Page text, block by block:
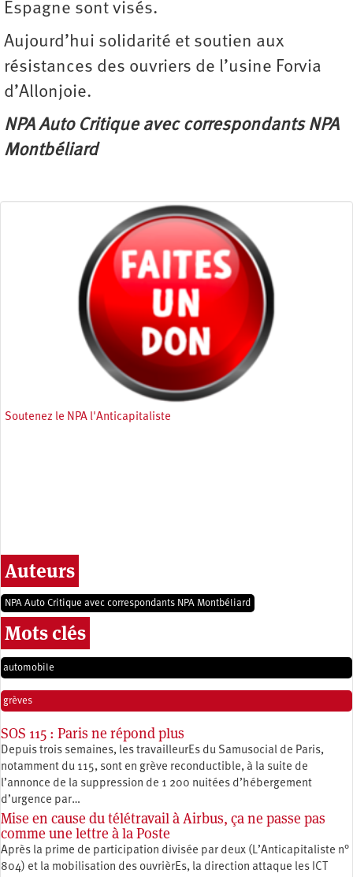
Espagne sont visés.
Aujourd’hui solidarité et soutien aux
résistances des ouvriers de l’usine Forvia
d’Allonjoie.
NPA Auto Critique avec correspondants NPA
Montbéliard
Soutenez le NPA l'Anticapitaliste
Auteurs
NPA Auto Critique avec correspondants NPA Montbéliard
Mots clés
automobile
grèves
SOS 115 : Paris ne répond plus
Depuis trois semaines, les travailleurEs du Samusocial de Paris,
notamment du 115, sont en grève reconductible, à la suite de
l’annonce de la suppression de 1 200 nuitées d’hébergement
d’urgence par…
Mise en cause du télétravail à Airbus, ça ne passe pas
comme une lettre à la Poste
Après la prime de participation divisée par deux (L’Anticapitaliste n°
804) et la mobilisation des ouvrièrEs, la direction attaque les ICT